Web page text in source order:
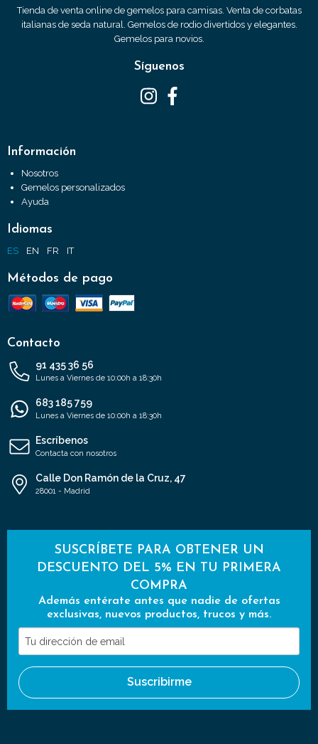
Tienda de venta online de gemelos para camisas. Venta de corbatas
italianas de seda natural. Gemelos de rodio divertidos y elegantes.
Gemelos para novios.
Síguenos
Información
Nosotros
Gemelos personalizados
Ayuda
Idiomas
ES EN FR IT
Métodos de pago
Contacto
91 435 36 56
Lunes a Viernes de 10:00h a 18:30h
683 185 759
Lunes a Viernes de 10:00h a 18:30h
Escríbenos
Contacta con nosotros
Calle Don Ramón de la Cruz, 47
28001 - Madrid
SUSCRÍBETE PARA OBTENER UN
DESCUENTO DEL 5% EN TU PRIMERA
COMPRA
Además entérate antes que nadie de ofertas
exclusivas, nuevos productos, trucos y más.
Tu
dirección
de
email
Suscribirme